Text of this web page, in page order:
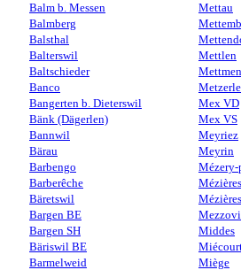
Balm b. Messen
Balmberg
Balsthal
Balterswil
Baltschieder
Banco
Bangerten b. Dieterswil
Bänk (Dägerlen)
Bannwil
Bärau
Barbengo
Barberêche
Bäretswil
Bargen BE
Bargen SH
Bäriswil BE
Barmelweid
Mettau
Mettlen
Mex VD
Mex VS
Meyriez
Meyrin
Mézery-
Middes
Miège